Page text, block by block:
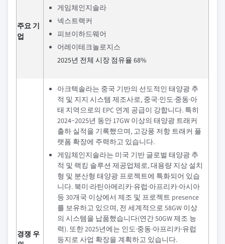
주요 기
업
게임체인지솔라
넥스트랙커
피브이하드웨어
어레이테크놀로지스
2025년 전체 시장 점유율 68%
경쟁 우
아크텍솔라는 중국 기반의 선도적인 태양광 추
적 및 지지 시스템 제조사로, 중국·인도·중동·아
태 지역으로의 EPC 연계 공급이 강합니다. 특히
2024~2025년 동안 17GW 이상의 태양광 트래커
출하 실적을 기록했으며, 고강풍 저항 트래커 플
랫폼 확장에 주력하고 있습니다.
게임체인지솔라는 미국 기반 글로벌 태양광 추
적 및 랙킹 솔루션 제공업체로, 대용량 지상 설치
형 및 분산형 태양광 프로젝트에 특화되어 있습
니다. 북미·라틴아메리카·유럽·아프리카·아시아
등 30개국 이상에서 제조 및 프로젝트 presence
를 보유하고 있으며, 전 세계적으로 58GW 이상
의 시스템을 납품했습니다(연간 50GW 제조 능
력). 또한 2025년에는 인도·중동·아프리카·유럽
등지로 사업 확장을 계획하고 있습니다.